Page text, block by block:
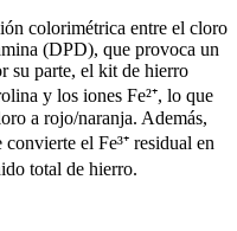
colorimétrica entre el cloro
(DPD), que provoca un
su parte, el kit de hierro
y los iones Fe²⁺, lo que
a rojo/naranja. Además,
el Fe³⁺ residual en
total de hierro.